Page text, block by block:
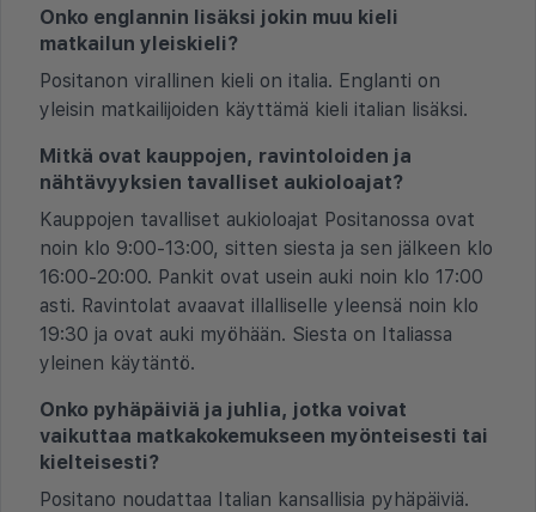
Onko englannin lisäksi jokin muu kieli
matkailun yleiskieli?
Positanon virallinen kieli on italia. Englanti on
yleisin matkailijoiden käyttämä kieli italian lisäksi.
Mitkä ovat kauppojen, ravintoloiden ja
nähtävyyksien tavalliset aukioloajat?
Kauppojen tavalliset aukioloajat Positanossa ovat
noin klo 9:00-13:00, sitten siesta ja sen jälkeen klo
16:00-20:00. Pankit ovat usein auki noin klo 17:00
asti. Ravintolat avaavat illalliselle yleensä noin klo
19:30 ja ovat auki myöhään. Siesta on Italiassa
yleinen käytäntö.
Onko pyhäpäiviä ja juhlia, jotka voivat
vaikuttaa matkakokemukseen myönteisesti tai
kielteisesti?
Positano noudattaa Italian kansallisia pyhäpäiviä.